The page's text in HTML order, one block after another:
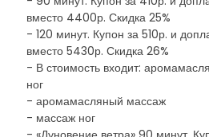
вместо 4400р. Скидка 25%
- 120 минут. Купон за 510р. и
вместо 5430р. Скидка 26%
- В стоимость входит:
ног
- аромамасляный массаж
- массаж ног